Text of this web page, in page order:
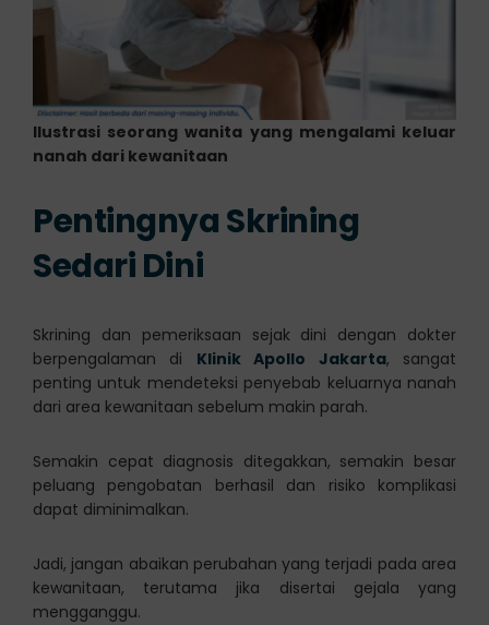
Ilustrasi seorang wanita yang mengalami keluar
nanah dari kewanitaan
Pentingnya Skrining
Sedari Dini
Skrining dan pemeriksaan sejak dini dengan dokter
berpengalaman di Klinik Apollo Jakarta, sangat
penting untuk mendeteksi penyebab keluarnya nanah
dari area kewanitaan sebelum makin parah.
Semakin cepat diagnosis ditegakkan, semakin besar
peluang pengobatan berhasil dan risiko komplikasi
dapat diminimalkan.
Jadi, jangan abaikan perubahan yang terjadi pada area
kewanitaan, terutama jika disertai gejala yang
mengganggu.